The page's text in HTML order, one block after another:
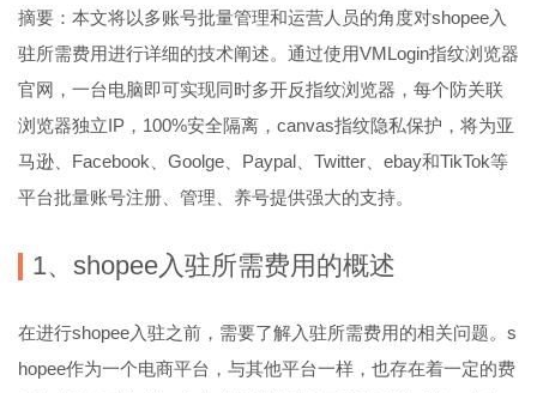
摘要：本文将以多账号批量管理和运营人员的角度对shopee入
驻所需费用进行详细的技术阐述。通过使用VMLogin指纹浏览器
官网，一台电脑即可实现同时多开反指纹浏览器，每个防关联
浏览器独立IP，100%安全隔离，canvas指纹隐私保护，将为亚
马逊、Facebook、Goolge、Paypal、Twitter、ebay和TikTok等
平台批量账号注册、管理、养号提供强大的支持。
1、shopee入驻所需费用的概述
在进行shopee入驻之前，需要了解入驻所需费用的相关问题。s
hopee作为一个电商平台，与其他平台一样，也存在着一定的费